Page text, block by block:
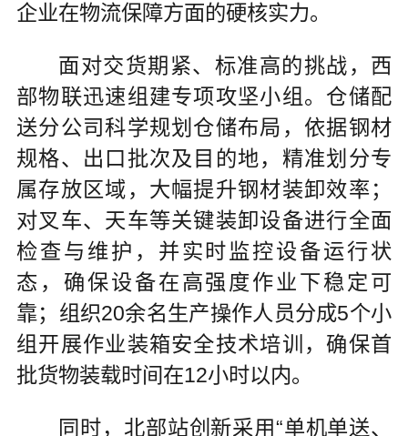
企业在物流保障方面的硬核实力。
面对交货期紧、标准高的挑战，西
部物联迅速组建专项攻坚小组。仓储配
送分公司科学规划仓储布局，依据钢材
规格、出口批次及目的地，精准划分专
属存放区域，大幅提升钢材装卸效率；
对叉车、天车等关键装卸设备进行全面
检查与维护，并实时监控设备运行状
态，确保设备在高强度作业下稳定可
靠；组织20余名生产操作人员分成5个小
组开展作业装箱安全技术培训，确保首
批货物装载时间在12小时以内。
同时，北部站创新采用“单机单送、